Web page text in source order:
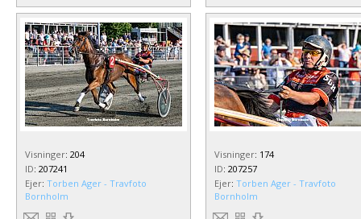
Visninger: 204
ID: 207241
Ejer: Torben Ager - Travfoto
Bornholm
Visninger: 174
ID: 207257
Ejer: Torben Ager - Travfoto
Bornholm